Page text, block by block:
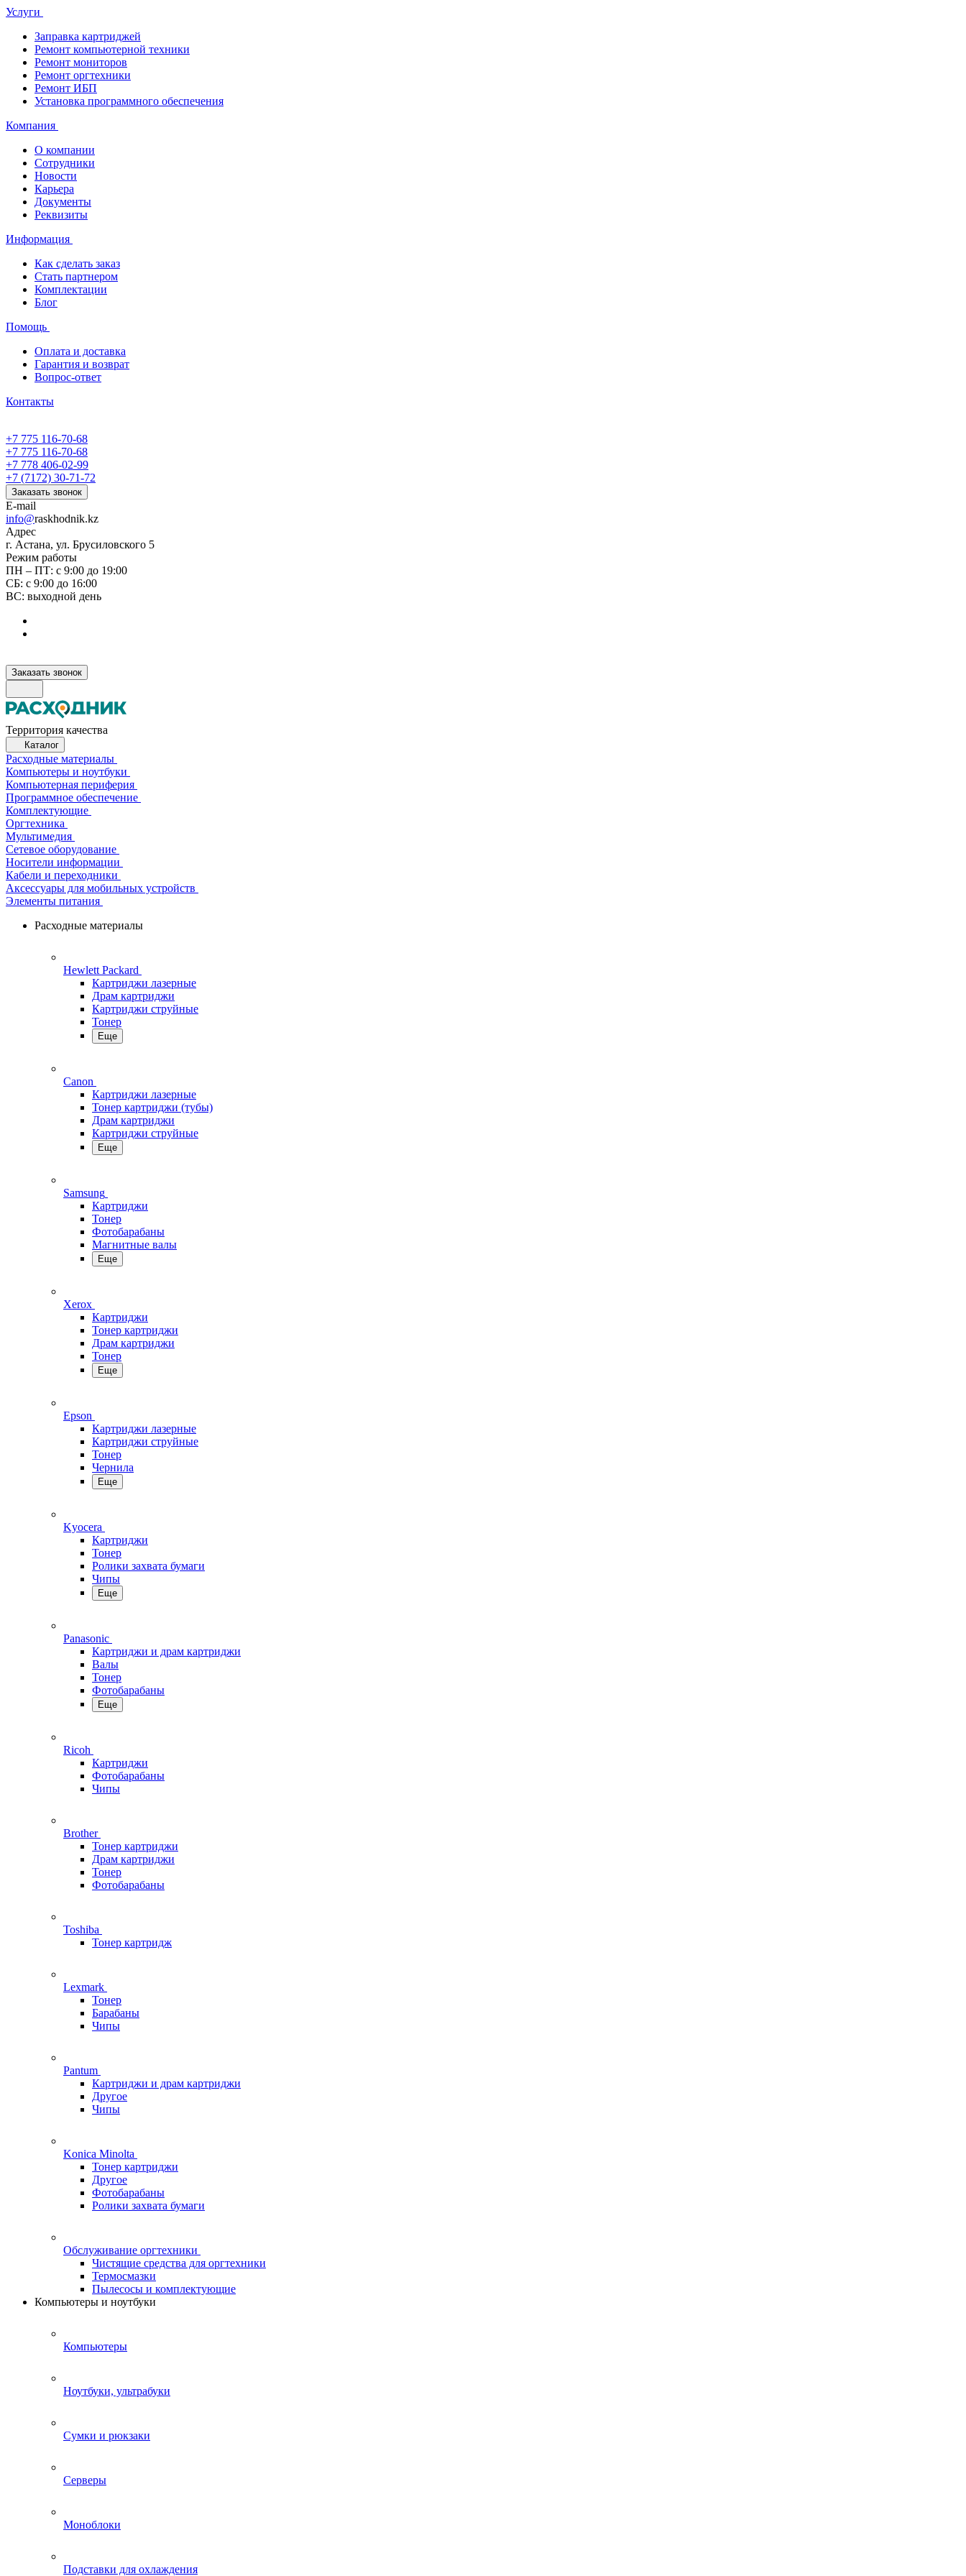
Услуги
Заправка картриджей
Ремонт компьютерной техники
Ремонт мониторов
Ремонт оргтехники
Ремонт ИБП
Установка программного обеспечения
Компания
О компании
Сотрудники
Новости
Карьера
Документы
Реквизиты
Информация
Как сделать заказ
Стать партнером
Комплектации
Блог
Помощь
Оплата и доставка
Гарантия и возврат
Вопрос-ответ
Контакты
+7 775 116-70-68
+7 775 116-70-68
+7 778 406-02-99
+7 (7172) 30-71-72
Заказать звонок
E-mail
info@raskhodnik.kz
Адрес
г. Астана, ул. Брусиловского 5
Режим работы
ПН – ПТ: с 9:00 до 19:00
СБ: с 9:00 до 16:00
ВС: выходной день
Заказать звонок
Территория качества
Каталог
Расходные материалы
Компьютеры и ноутбуки
Компьютерная периферия
Программное обеспечение
Комплектующие
Оргтехника
Мультимедия
Сетевое оборудование
Носители информации
Кабели и переходники
Аксессуары для мобильных устройств
Элементы питания
Расходные материалы
Hewlett Packard
Картриджи лазерные
Драм картриджи
Картриджи струйные
Тонер
Еще
Canon
Картриджи лазерные
Тонер картриджи (тубы)
Драм картриджи
Картриджи струйные
Еще
Samsung
Картриджи
Тонер
Фотобарабаны
Магнитные валы
Еще
Xerox
Картриджи
Тонер картриджи
Драм картриджи
Тонер
Еще
Epson
Картриджи лазерные
Картриджи струйные
Тонер
Чернила
Еще
Kyocera
Картриджи
Тонер
Ролики захвата бумаги
Чипы
Еще
Panasonic
Картриджи и драм картриджи
Валы
Тонер
Фотобарабаны
Еще
Ricoh
Картриджи
Фотобарабаны
Чипы
Brother
Тонер картриджи
Драм картриджи
Тонер
Фотобарабаны
Toshiba
Тонер картридж
Lexmark
Тонер
Барабаны
Чипы
Pantum
Картриджи и драм картриджи
Другое
Чипы
Konica Minolta
Тонер картриджи
Другое
Фотобарабаны
Ролики захвата бумаги
Обслуживание оргтехники
Чистящие средства для оргтехники
Термосмазки
Пылесосы и комплектующие
Компьютеры и ноутбуки
Компьютеры
Ноутбуки, ультрабуки
Сумки и рюкзаки
Серверы
Моноблоки
Подставки для охлаждения